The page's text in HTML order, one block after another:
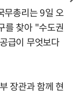
무총리는 9일 오
를 찾아 "수도권
급이 무엇보다
장관과 함께 현